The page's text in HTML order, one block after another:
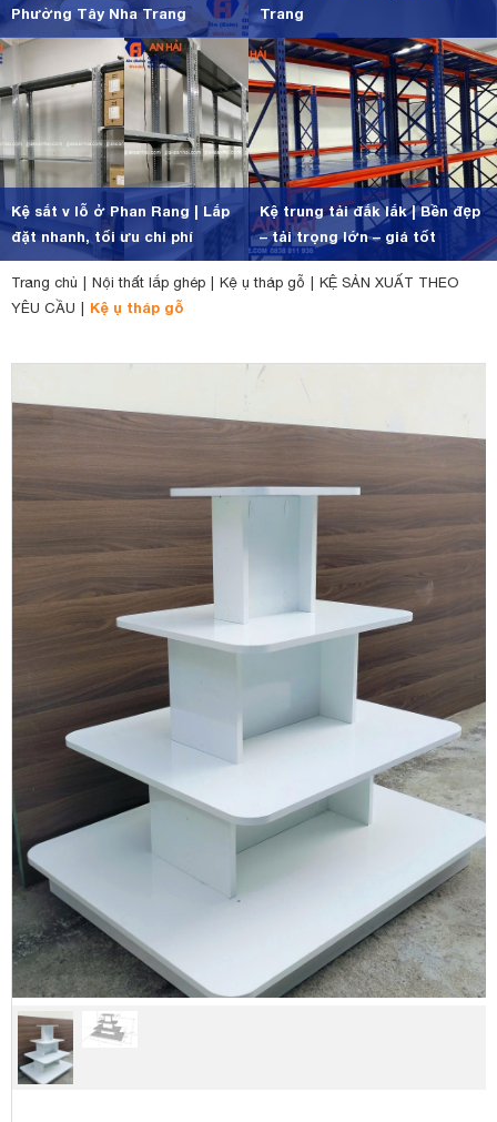
Phường Tây Nha Trang
Trang
Kệ sắt v lỗ ở Phan Rang | Lắp
đặt nhanh, tối ưu chi phí
Kệ trung tải đắk lắk | Bền đẹp
– tải trọng lớn – giá tốt
Trang chủ Nội thất lắp ghép Kệ ụ tháp gỗ
KỆ SẢN XUẤT THEO
YÊU CẦU
Kệ ụ tháp gỗ